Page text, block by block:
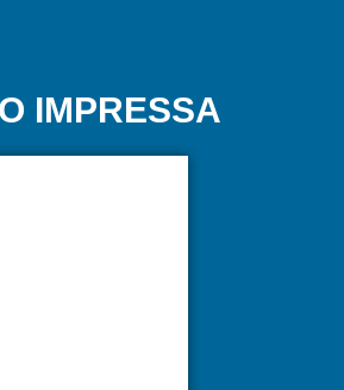
IMPRESSA